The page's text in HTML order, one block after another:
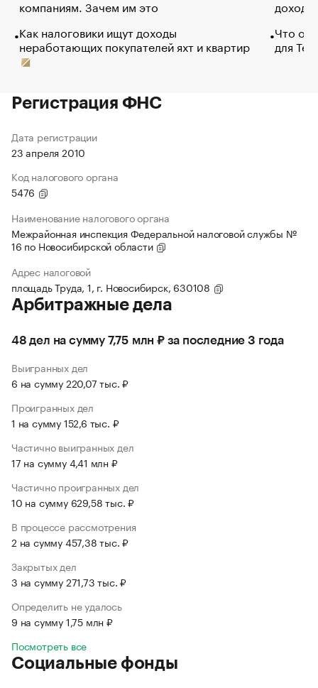
компаниям. Зачем им это
Как налоговики ищут доходы
неработающих покупателей яхт и квартир
Что
для
Регистрация ФНС
Дата регистрации
23 апреля 2010
Код налогового органа
5476
Наименование налогового органа
Межрайонная инспекция Федеральной налоговой службы №
16 по Новосибирской области
Адрес налоговой
площадь Труда, 1, г. Новосибирск, 630108
Арбитражные дела
48 дел на сумму 7,75 млн ₽ за последние 3 года
Выигранных дел
6 на сумму 220,07 тыс. ₽
Проигранных дел
1 на сумму 152,6 тыс. ₽
Частично выигранных дел
17 на сумму 4,41 млн ₽
Частично проигранных дел
10 на сумму 629,58 тыс. ₽
В процессе рассмотрения
2 на сумму 457,38 тыс. ₽
Закрытых дел
3 на сумму 271,73 тыс. ₽
Определить не удалось
9 на сумму 1,75 млн ₽
Посмотреть все
Социальные фонды